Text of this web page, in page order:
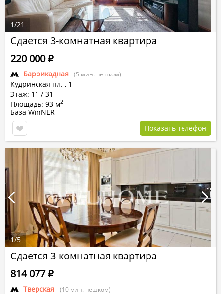
Сдается 3-комнатная квартира
Баррикадная (5 мин. пешком)
Кудринская пл. , 1
Этаж: 11 / 31
Площадь: 93 м2
220 000Р
База WinNER
Показать телефон
1/21
Сдается 3-комнатная квартира
Тверская (10 мин. пешком)
814 077Р
1/5